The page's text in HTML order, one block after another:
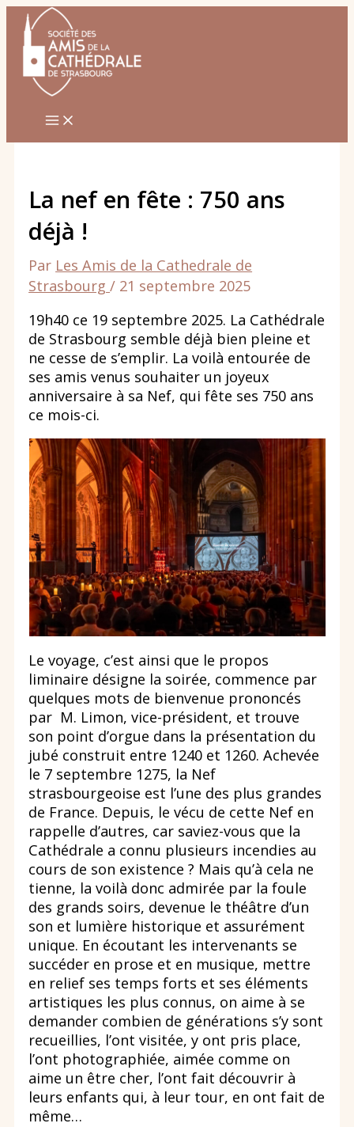
Aller
contenu
La nef en fête : 750 ans
déjà !
Par Les Amis de la Cathedrale de
Strasbourg/ 21 septembre 2025
19h40 ce 19 septembre 2025. La Cathédrale
de Strasbourg semble déjà bien pleine et
ne cesse de s’emplir. La voilà entourée de
ses amis venus souhaiter un joyeux
anniversaire à sa Nef, qui fête ses 750 ans
ce mois-ci.
Le voyage, c’est ainsi que le propos
liminaire désigne la soirée, commence par
quelques mots de bienvenue prononcés
par M. Limon, vice-président, et trouve
son point d’orgue dans la présentation du
jubé construit entre 1240 et 1260. Achevée
le 7 septembre 1275, la Nef
strasbourgeoise est l’une des plus grandes
de France. Depuis, le vécu de cette Nef en
rappelle d’autres, car saviez-vous que la
Cathédrale a connu plusieurs incendies au
cours de son existence ? Mais qu’à cela ne
tienne, la voilà donc admirée par la foule
des grands soirs, devenue le théâtre d’un
son et lumière historique et assurément
unique. En écoutant les intervenants se
succéder en prose et en musique, mettre
en relief ses temps forts et ses éléments
artistiques les plus connus, on aime à se
demander combien de générations s’y sont
recueillies, l’ont visitée, y ont pris place,
l’ont photographiée, aimée comme on
aime un être cher, l’ont fait découvrir à
leurs enfants qui, à leur tour, en ont fait de
même…